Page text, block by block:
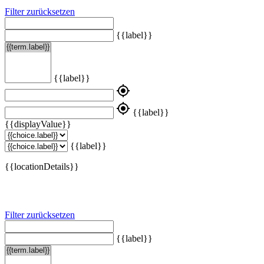
Filter zurücksetzen
{{label}}
{{label}}
my_location
my_location {{label}}
{{displayValue}}
{{label}}
{{locationDetails}}
Filter zurücksetzen
{{label}}